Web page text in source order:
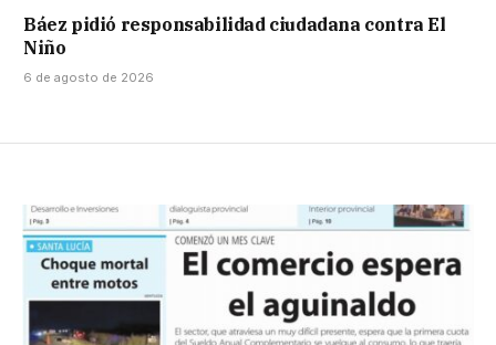
Báez pidió responsabilidad ciudadana contra El
Niño
6 de agosto de 2026